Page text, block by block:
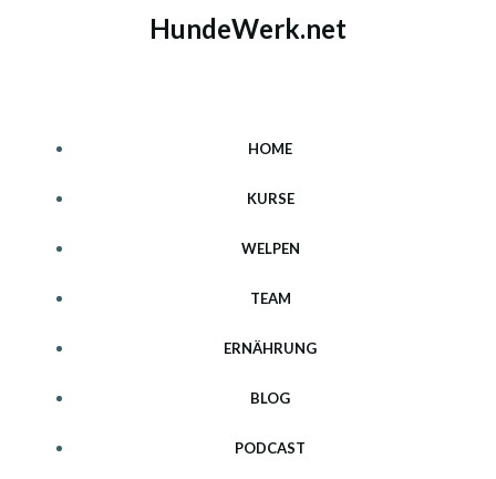
HundeWerk.net
HOME
KURSE
WELPEN
TEAM
ERNÄHRUNG
BLOG
PODCAST